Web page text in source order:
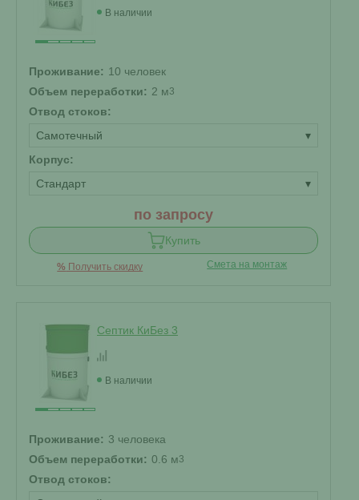
В наличии
Проживание: 10 человек
Объем переработки: 2 м3
Отвод стоков:
Самотечный
▾
Корпус:
Стандарт
▾
по запросу
Купить
% Получить скидку Смета на монтаж
Септик КиБез 3
В наличии
Проживание: 3 человека
Объем переработки: 0.6 м3
Отвод стоков: